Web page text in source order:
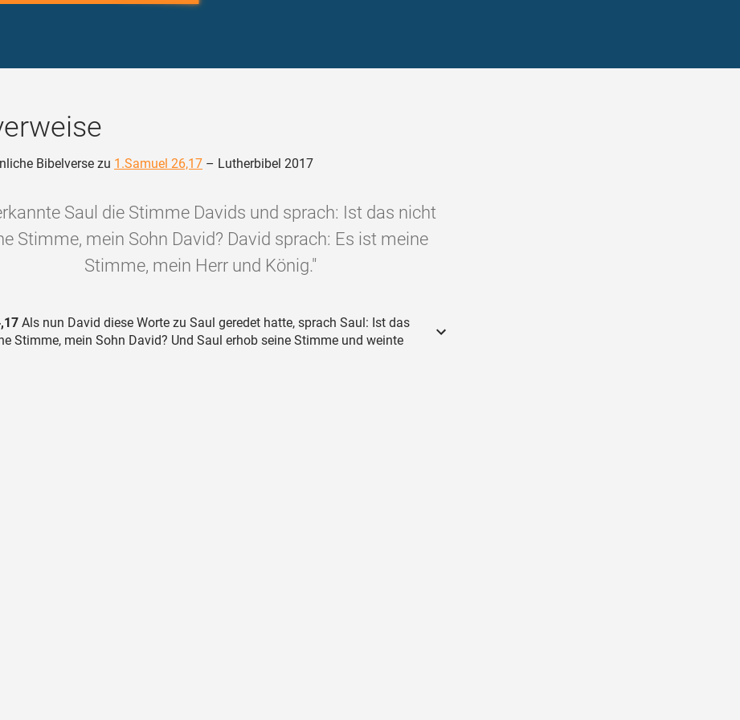
Bibelverse zu 1.Samuel 26,17 – Lutherbibel 2017
Saul die Stimme Davids und sprach: Ist das nicht
Stimme, mein Sohn David? David sprach: Es ist meine
Stimme, mein Herr und König."
Als nun David diese Worte zu Saul geredet hatte, sprach Saul: Ist das
Stimme, mein Sohn David? Und Saul erhob seine Stimme und weinte